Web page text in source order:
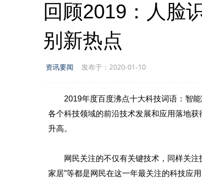
回顾2019：人脸
别新热点
资讯要闻 发布于：2020-01-10
2019年度百度沸点十大科技词语：智
各个科技领域的前沿技术发展和应用落地
升高。
网民关注的不仅有关键技术，同样关注技
家居”等都是网民在这一年最关注的科技应用